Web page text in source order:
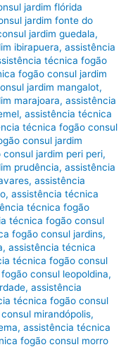
jardim flórida
jardim fonte do
jardim guedala,
ibirapuera,assistência
técnica fogão
fogão consul jardim
jardim mangalot,
marajoara,assistência
,assistência técnica
técnica fogão consul
consul jardim
jardim peri peri,
prudência,assistência
,assistência
,assistência técnica
técnica fogão
técnica fogão consul
fogão consul jardins,
,assistência técnica
técnica fogão consul
consul leopoldina,
,assistência
técnica fogão consul
mirandópolis,
,assistência técnica
fogão consul morro